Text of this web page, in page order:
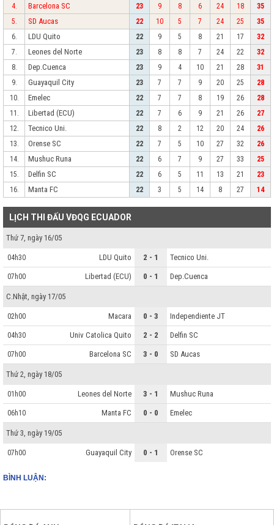
4.
Barcelona SC 23 9 8 6 24 18
35
5.
SD Aucas 22 10 5 7 24 25
35
6.
LDU Quito 22 9 5 8 21 17
32
7.
Leones del Norte 23 8 8 7 24 22
32
8.
Dep.Cuenca 23 9 4 10 21 28
31
9.
Guayaquil City 23 7 7 9 20 25
28
10.
Emelec 22 7 7 8 19 26
28
11.
Libertad (ECU) 22 7 6 9 21 26
27
12.
Tecnico Uni. 22 8 2 12 20 24
26
13.
Orense SC 22 7 5 10 27 32
26
14.
Mushuc Runa 22 6 7 9 27 33
25
15.
Delfin SC 22 6 5 11 13 21
23
16.
Manta FC 22 3 5 14 8 27 14
LỊCH THI ĐẤU VĐQG ECUADOR
Thứ 7, ngày 16/05
04h30 LDU Quito 2 - 1 Tecnico Uni.
07h00 Libertad (ECU) 0 - 1 Dep.Cuenca
C.Nhật, ngày 17/05
02h00 Macara 0 - 3 Independiente JT
04h30 Univ Catolica Quito 2 - 2 Delfin SC
07h00 Barcelona SC 3 - 0 SD Aucas
Thứ 2, ngày 18/05
01h00 Leones del Norte 3 - 1 Mushuc Runa
06h10 Manta FC 0 - 0 Emelec
Thứ 3, ngày 19/05
07h00 Guayaquil City 0 - 1 Orense SC
BÌNH LUẬN: